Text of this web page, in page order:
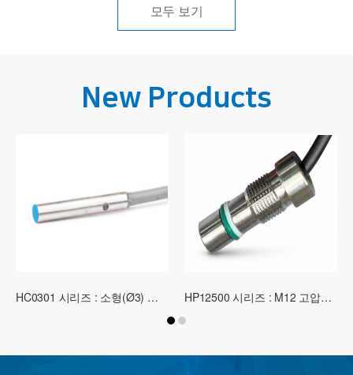
모두 보기
New Products
HC0301 시리즈 : 소형(Ø3) 근접 센서 HP12500 시리즈 : M12 고압용(500Bar) 근접 센서